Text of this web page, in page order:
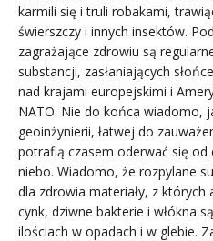
karmili się i truli robakami,
świerszczy i innych insektów.
zagrażające zdrowiu są
substancji, zasłaniających
nad krajami europejskimi i
NATO. Nie do końca wiadomo,
geoinżynierii, łatwej do
potrafią czasem oderwać się
niebo. Wiadomo, że rozpylane
dla zdrowia materiały, z
cynk, dziwne bakterie i włókna
ilościach w opadach i w glebie.